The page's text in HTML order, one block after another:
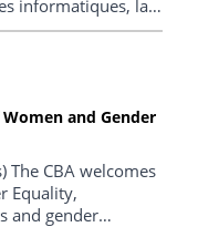
informatiques, la
des réfugiés, la
and Gender
The CBA welcomes
Equality,
and gender